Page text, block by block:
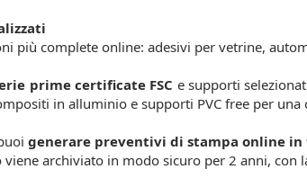
più complete online: adesivi per vetrine,
prime certificate FSC e supporti
in alluminio e supporti PVC free per una
generare preventivi di stampa online
archiviato in modo sicuro per 2 anni, con